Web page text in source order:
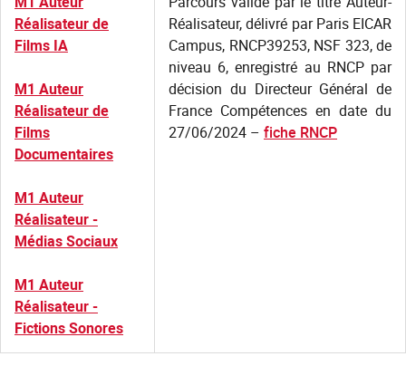
Réalisateur de
Films IA
M1 Auteur
Réalisateur de
Films
Documentaires
M1 Auteur
Réalisateur -
Médias Sociaux
M1 Auteur
Réalisateur -
Fictions Sonores
Réalisateur, délivré par Paris EICAR
Campus, RNCP39253, NSF 323, de
niveau 6, enregistré au RNCP par
décision du Directeur Général de
France Compétences en date du
27/06/2024 – fiche RNCP